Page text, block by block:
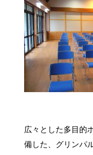
広々とした多目的
備した、グリンパ